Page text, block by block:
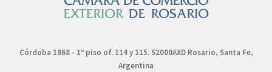
Córdoba 1868 - 1º piso of. 114 y 115. S2000AXD Rosario, Santa Fe,
Argentina